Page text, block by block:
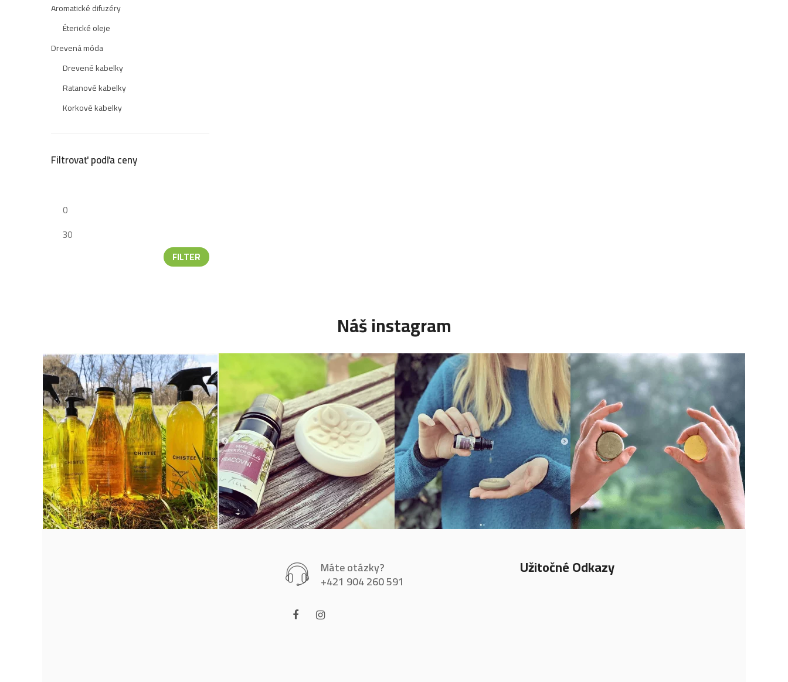
Aromatické difuzéry
Éterické oleje
Drevená móda
Drevené kabelky
Ratanové kabelky
Korkové kabelky
Filtrovať podľa ceny
FILTER
Náš instagram
Máte otázky?
+421 904 260 591
Užitočné Odkazy